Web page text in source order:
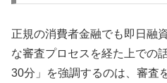
正規の消費者金融でも即日融
な審査プロセスを経た上での
30分」を強調するのは、審査